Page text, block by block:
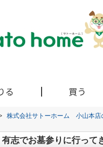
る 買う
株式会社サトーホーム 小山本店
志でお墓参りに行って